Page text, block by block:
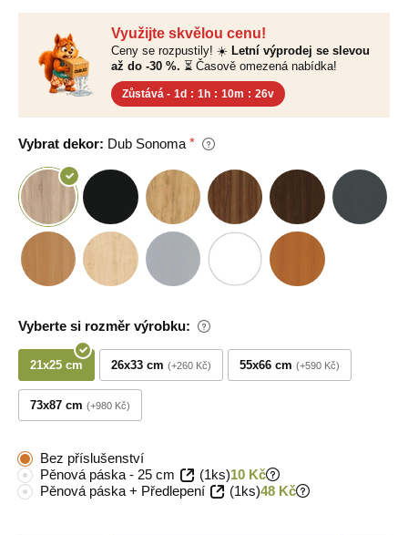
Využijte skvělou cenu!
Ceny se rozpustily! ☀️ Letní výprodej se slevou
až do -30 %. ⏳ Časově omezená nabídka!
Zůstává - 1d : 1h : 10m : 25v
Vybrat dekor: Dub Sonoma
Vyberte si rozměr výrobku:
21x25 cm 26x33 cm +260 Kč 55x66 cm +590 Kč
73x87 cm +980 Kč
Bez příslušenství
Pěnová páska - 25 cm
(1ks)10 Kč
Pěnová páska + Předlepení
(1ks)48 Kč